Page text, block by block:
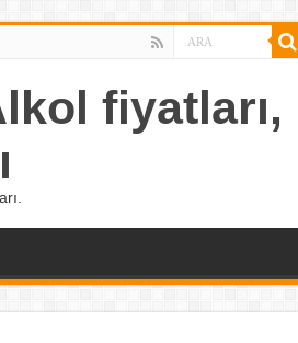
fiyatları,